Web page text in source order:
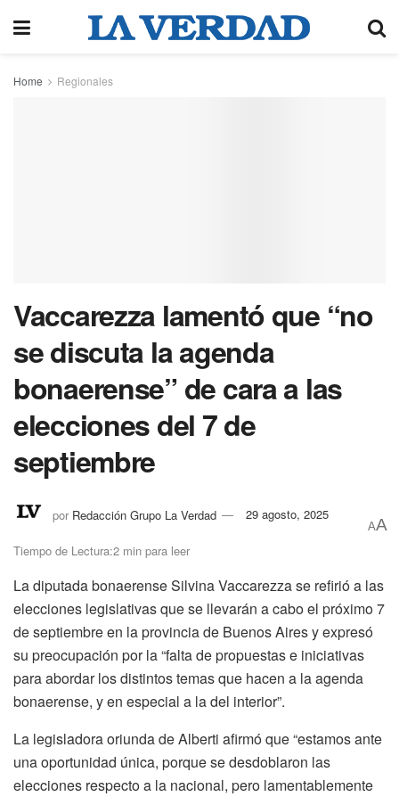
Home Regionales
Vaccarezza lamentó que “no
se discuta la agenda
bonaerense” de cara a las
elecciones del 7 de
septiembre
por Redacción Grupo La Verdad 29 agosto, 2025
Tiempo de Lectura:2 min para leer
AA
La diputada bonaerense Silvina Vaccarezza se refirió a las
elecciones legislativas que se llevarán a cabo el próximo 7
de septiembre en la provincia de Buenos Aires y expresó
su preocupación por la “falta de propuestas e iniciativas
para abordar los distintos temas que hacen a la agenda
bonaerense, y en especial a la del interior”.
La legisladora oriunda de Alberti afirmó que “estamos ante
una oportunidad única, porque se desdoblaron las
elecciones respecto a la nacional, pero lamentablemente